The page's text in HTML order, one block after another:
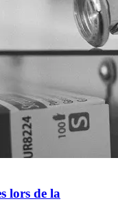
lors de la